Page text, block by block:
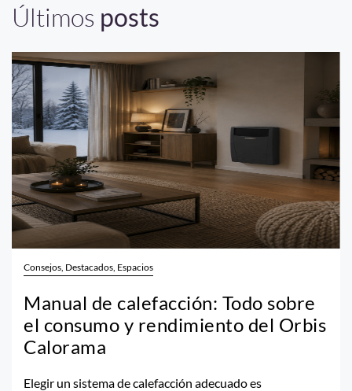
Últimos posts
Consejos, Destacados, Espacios
Manual de calefacción: Todo sobre
el consumo y rendimiento del Orbis
Calorama
Elegir un sistema de calefacción adecuado es